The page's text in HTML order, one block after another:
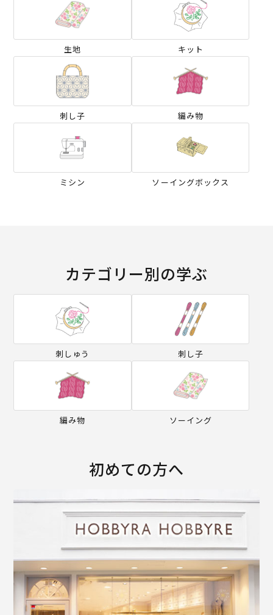
生地 キット
刺し子 編み物
ミシン ソーイングボックス
カテゴリー別の学ぶ
刺しゅう 刺し子
編み物 ソーイング
初めての方へ